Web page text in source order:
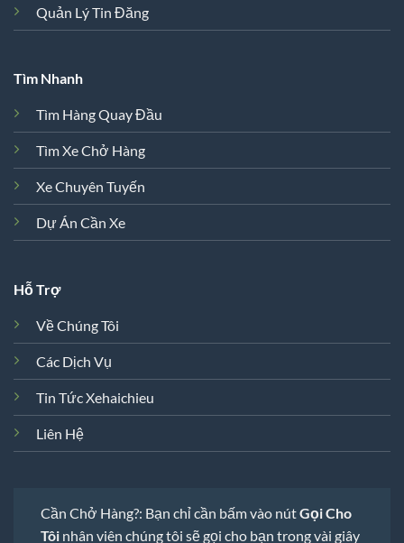
Quản Lý Tin Đăng
Tìm Nhanh
Tìm Hàng Quay Đầu
Tìm Xe Chở Hàng
Xe Chuyên Tuyến
Dự Án Cần Xe
Hỗ Trợ
Về Chúng Tôi
Các Dịch Vụ
Tin Tức Xehaichieu
Liên Hệ
Cần Chở Hàng?: Bạn chỉ cần bấm vào nútGọi Cho
Tôi nhân viên chúng tôi sẽ gọi cho bạn trong vài giây